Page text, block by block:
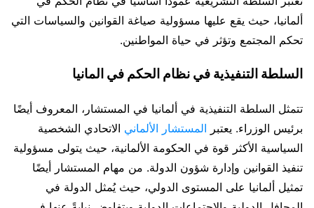
ألمانيا، حيث يقع عليها مسؤولية صياغة القوانين والسياسات التي
تحكم المجتمع وتؤثر في حياة المواطنين.
السلطة التنفيذية في نظام الحكم في المانيا
تتمثل السلطة التنفيذية في ألمانيا في المستشار، المعروف أيضًا
برئيس الوزراء. يعتبر المستشار الألماني الاتحادي الشخصية
السياسية الأكثر قوة في الحكومة الألمانية، حيث يتولى مسؤولية
تنفيذ القوانين وإدارة شؤون الدولة. من مهام المستشار أيضًا
تمثيل ألمانيا على المستوى الدولي، حيث يُمثل الدولة في